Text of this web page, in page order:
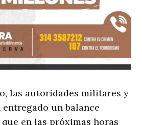
las autoridades militares y
un balance
en las próximas horas